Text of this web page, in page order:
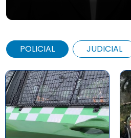
POLICIAL JUDICIAL